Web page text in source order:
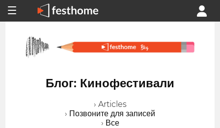
Блог: Кинофестивали
› Articles
› Позвоните для записей
› Все